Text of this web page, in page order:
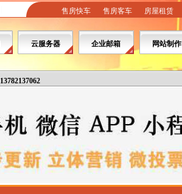
售房快车 售房客车 房屋租赁
云服务器 企业邮箱 网站制作
13782137062